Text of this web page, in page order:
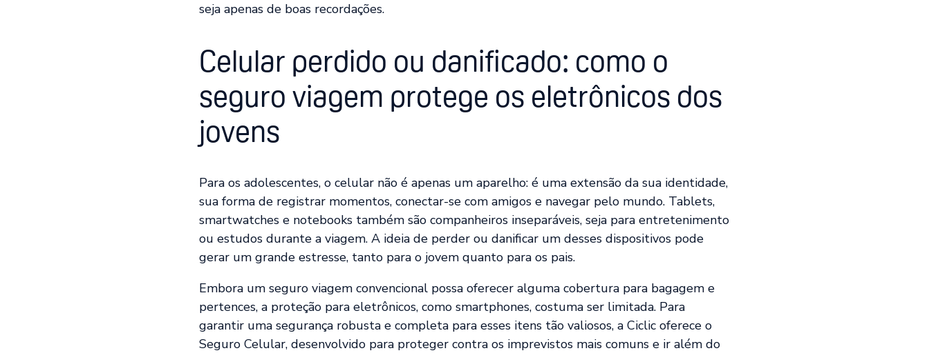
seja apenas de boas recordações.
Celular perdido ou danificado: como o
seguro viagem protege os eletrônicos dos
jovens
Para os adolescentes, o celular não é apenas um aparelho: é uma extensão da sua identidade,
sua forma de registrar momentos, conectar-se com amigos e navegar pelo mundo. Tablets,
smartwatches e notebooks também são companheiros inseparáveis, seja para entretenimento
ou estudos durante a viagem. A ideia de perder ou danificar um desses dispositivos pode
gerar um grande estresse, tanto para o jovem quanto para os pais.
Embora um seguro viagem convencional possa oferecer alguma cobertura para bagagem e
pertences, a proteção para eletrônicos, como smartphones, costuma ser limitada. Para
garantir uma segurança robusta e completa para esses itens tão valiosos, a Ciclic oferece o
Seguro Celular, desenvolvido para proteger contra os imprevistos mais comuns e ir além do